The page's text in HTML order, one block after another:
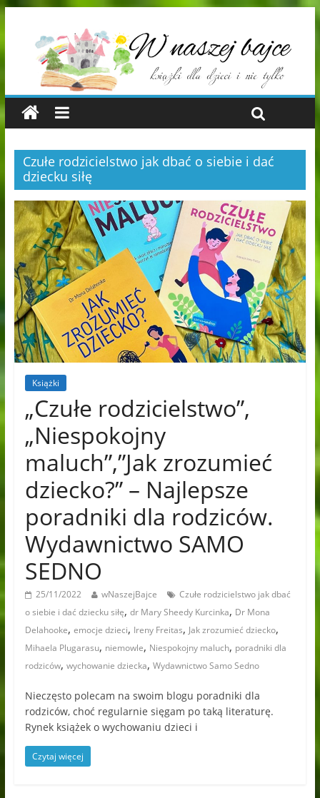
Czułe rodzicielstwo jak dbać o siebie i dać
dziecku siłę
Książki
„Czułe rodzicielstwo”,
„Niespokojny
maluch”,”Jak zrozumieć
dziecko?” – Najlepsze
poradniki dla rodziców.
Wydawnictwo SAMO
SEDNO
25/11/2022 wNaszejBajce
Czułe rodzicielstwo jak dbać
o siebie i dać dziecku siłę, dr Mary Sheedy Kurcinka, Dr Mona
Delahooke, emocje dzieci, Ireny Freitas, Jak zrozumieć dziecko,
Mihaela Plugarasu, niemowle, Niespokojny maluch, poradniki dla
rodziców, wychowanie dziecka, Wydawnictwo Samo Sedno
Nieczęsto polecam na swoim blogu poradniki dla
rodziców, choć regularnie sięgam po taką literaturę.
Rynek książek o wychowaniu dzieci i
Czytaj więcej